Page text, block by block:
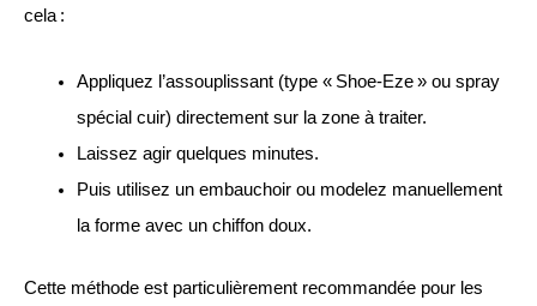
cela :
Appliquez l’assouplissant (type « Shoe-Eze » ou spray
spécial cuir) directement sur la zone à traiter.
Laissez agir quelques minutes.
Puis utilisez un embauchoir ou modelez manuellement
la forme avec un chiffon doux.
Cette méthode est particulièrement recommandée pour les